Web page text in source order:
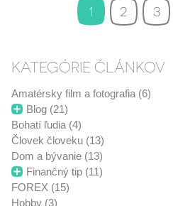
1 2 3
KATEGÓRIE ČLÁNKOV
Amatérsky film a fotografia (6)
Blog (21)
Bohatí ľudia (4)
Človek človeku (13)
Dom a bývanie (13)
Finančný tip (11)
FOREX (15)
Hobby (3)